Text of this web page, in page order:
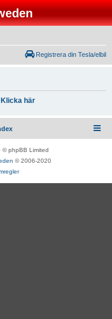
Registrera din Tesla/elbil
Klicka här
© phpBB Limited
© 2006-2020